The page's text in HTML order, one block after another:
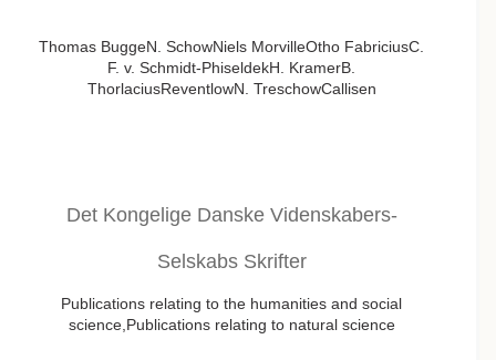
Thomas BuggeN. SchowNiels MorvilleOtho FabriciusC.
F. v. Schmidt-PhiseldekH. KramerB.
ThorlaciusReventlowN. TreschowCallisen
Det Kongelige Danske Videnskabers-
Selskabs Skrifter
Publications relating to the humanities and social
science,Publications relating to natural science